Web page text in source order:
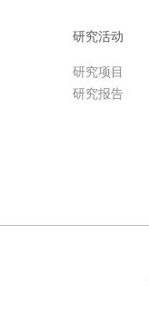
研究活动
研究项目
研究报告